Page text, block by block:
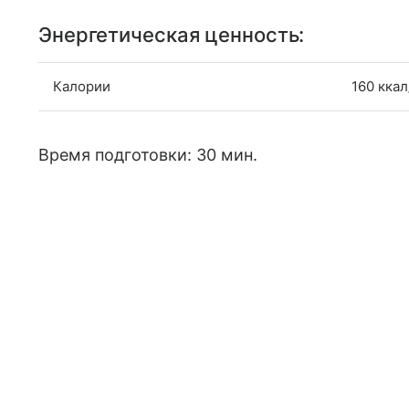
Энергетическая ценность:
Калории 160
Время подготовки: 30 мин.